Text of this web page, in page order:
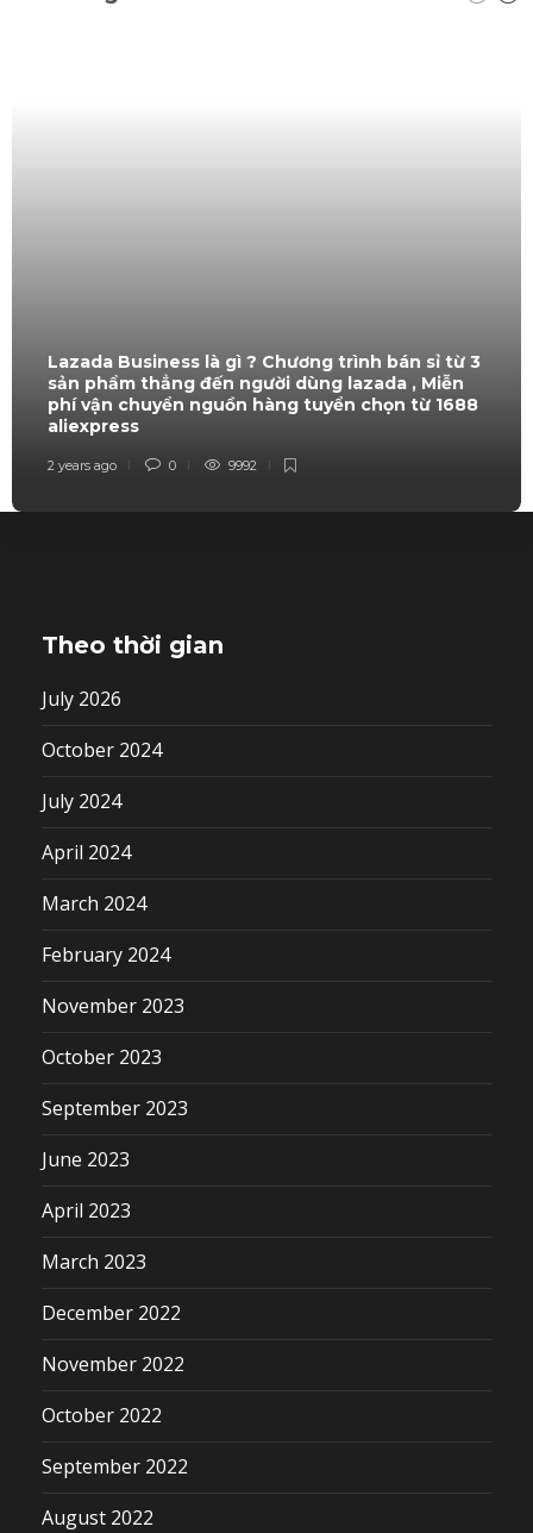
Lazada Business là gì ? Chương trình bán sỉ từ 3
sản phẩm thẳng đến người dùng lazada , Miễn
phí vận chuyển nguồn hàng tuyển chọn từ 1688
aliexpress
2 years ago 0 9992
Theo thời gian
July 2026
October 2024
July 2024
April 2024
March 2024
February 2024
November 2023
October 2023
September 2023
June 2023
April 2023
March 2023
December 2022
November 2022
October 2022
September 2022
August 2022